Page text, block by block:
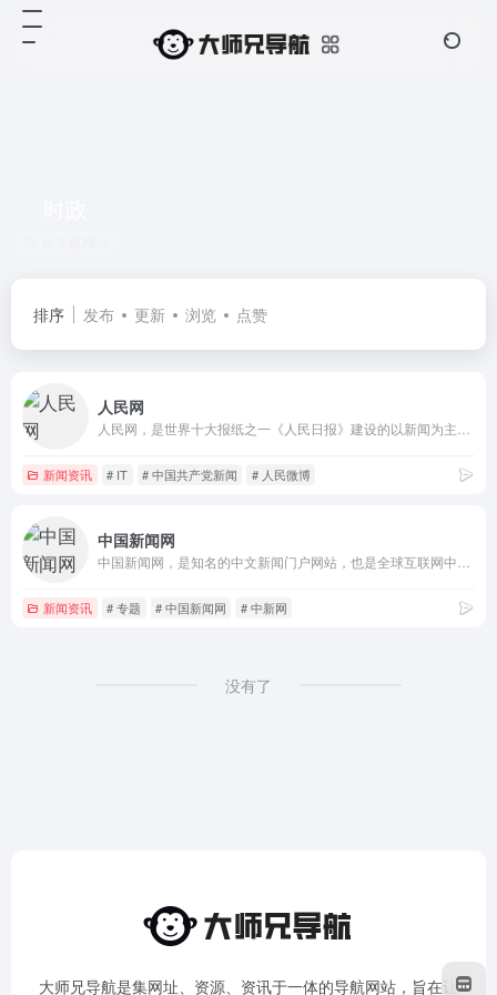
排序 发布 更新 浏览 点赞
人民网
新闻资讯 # IT # 中国共产党新闻 # 人民微博
中国新闻网
新闻资讯 # 专题 # 中国新闻网 # 中新网
没有了
大师兄导航是集网址、资源、资讯于一体的导航网站，旨在让